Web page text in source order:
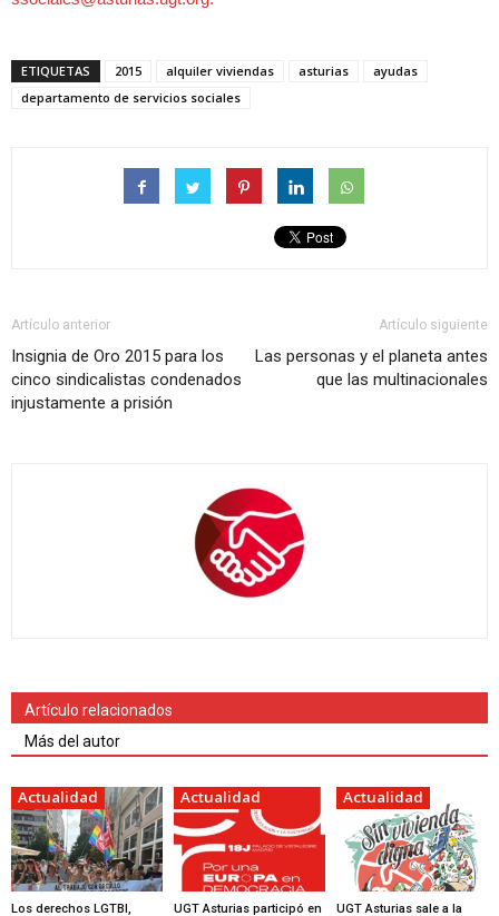
ETIQUETAS 2015 alquiler viviendas asturias
ayudas
departamento de servicios sociales
Artículo anterior
Insignia de Oro 2015 para los
cinco sindicalistas condenados
injustamente a prisión
Artículo siguiente
Las personas y el planeta antes
que las multinacionales
Artículo relacionados
Más del autor
Actualidad
Los derechos LGTBI,
Actualidad
UGT Asturias participó en
Actualidad
UGT Asturias sale a la